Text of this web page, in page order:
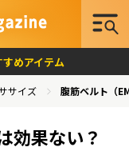
すめアイテム
サイズ 腹筋ベルト（
効果ない？